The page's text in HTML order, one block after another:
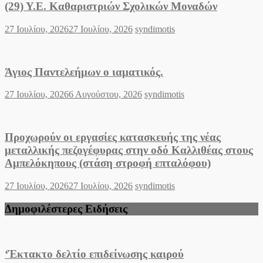
(29) Υ.Ε. Καθαριστριών Σχολικών Μοναδών
Posted
27 Ιουλίου, 202627 Ιουλίου, 2026 Author
syndimotis
Άγιος Παντελεήμων o ιαματικός.
Posted
27 Ιουλίου, 20266 Αυγούστου, 2026 Author
syndimotis
Προχωρούν οι εργασίες κατασκευής της νέας
μεταλλικής πεζογέφυρας στην οδό Καλλιθέας στους
Αμπελόκηπους (στάση στροφή επταλόφου)
Posted
27 Ιουλίου, 202627 Ιουλίου, 2026 Author
syndimotis
Δημοφιλέστερες Ειδήσεις
‘Έκτακτο δελτίο επιδείνωσης καιρού